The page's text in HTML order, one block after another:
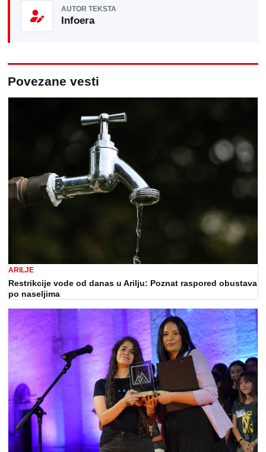
AUTOR TEKSTA
Infoera
Povezane vesti
ARILJE
Restrikcije vode od danas u Arilju: Poznat raspored obustava
po naseljima